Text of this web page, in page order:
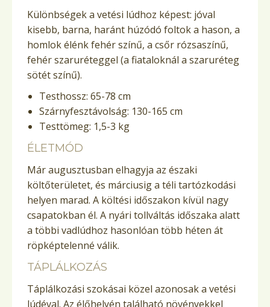
Különbségek a vetési lúdhoz képest: jóval
kisebb, barna, haránt húzódó foltok a hason, a
homlok élénk fehér színű, a csőr rózsaszínű,
fehér szaruréteggel (a fiataloknál a szaruréteg
sötét színű).
Testhossz: 65-78 cm
Szárnyfesztávolság: 130-165 cm
Testtömeg: 1,5-3 kg
ÉLETMÓD
Már augusztusban elhagyja az északi
költőterületet, és márciusig a téli tartózkodási
helyen marad. A költési időszakon kívül nagy
csapatokban él. A nyári tollváltás időszaka alatt
a többi vadlúdhoz hasonlóan több héten át
röpképtelenné válik.
TÁPLÁLKOZÁS
Táplálkozási szokásai közel azonosak a vetési
lúdéval. Az élőhelyén található növényekkel